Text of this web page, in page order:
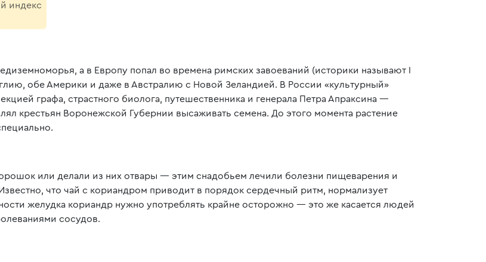
индекс
а в Европу попал во времена римских завоеваний (историки называют I
обе Америки и даже в Австралию с Новой Зеландией. В России «культурный»
графа, страстного биолога, путешественника и генерала Петра Апраксина —
крестьян Воронежской Губернии высаживать семена. До этого момента растение
или делали из них отвары — этим снадобьем лечили болезни пищеварения и
что чай с кориандром приводит в порядок сердечный ритм, нормализует
желудка кориандр нужно употреблять крайне осторожно — это же касается людей
сосудов.